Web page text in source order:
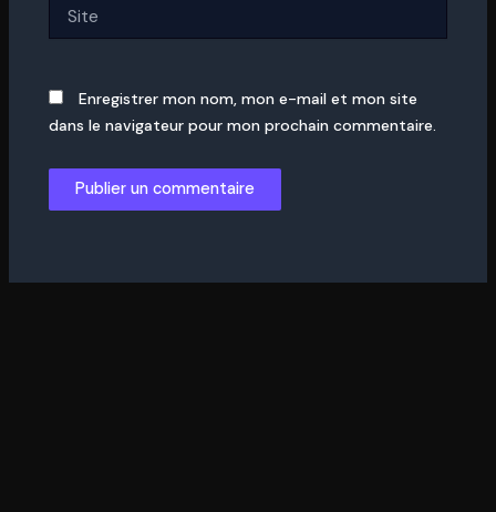
Enregistrer mon nom, mon e-mail et mon site
dans le navigateur pour mon prochain commentaire.